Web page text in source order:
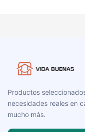
Productos
necesidades reales en
mucho más.